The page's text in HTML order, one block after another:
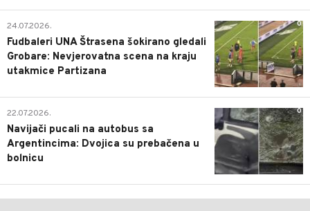
0
24.07.2026.
Fudbaleri UNA Štrasena šokirano gledali
Grobare: Nevjerovatna scena na kraju
utakmice Partizana
0
22.07.2026.
Navijači pucali na autobus sa
Argentincima: Dvojica su prebačena u
bolnicu